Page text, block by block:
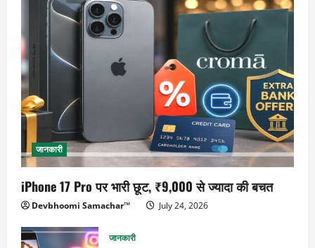
जानकारी
iPhone 17 Pro पर भारी छूट, ₹9,000 से ज्यादा की बचत
Devbhoomi Samachar™ July 24, 2026
जानकारी